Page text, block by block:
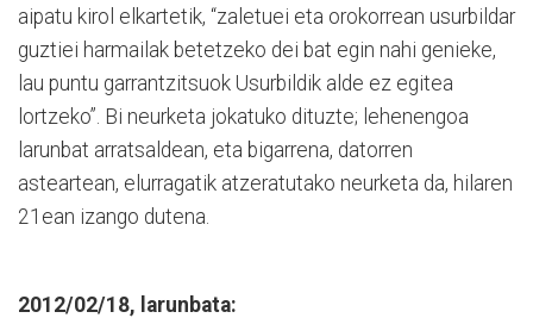
aipatu kirol elkartetik, “zaletuei eta orokorrean usurbildar
guztiei harmailak betetzeko dei bat egin nahi genieke,
lau puntu garrantzitsuok Usurbildik alde ez egitea
lortzeko”. Bi neurketa jokatuko dituzte; lehenengoa
larunbat arratsaldean, eta bigarrena, datorren
asteartean, elurragatik atzeratutako neurketa da, hilaren
21ean izango dutena.
2012/02/18, larunbata: